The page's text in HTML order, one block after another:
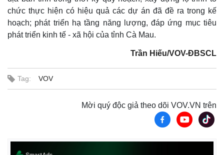
Quan sát
Cuộc sống đó đây
Hồ sơ
Video
Ảnh
E-Magazine
chức thực hiện có hiệu quả các dự án đã đề ra trong kế
hoạch; phát triển hạ tầng năng lượng, đáp ứng mục tiêu
phát triển kinh tế - xã hội của tỉnh Cà Mau.
Trần Hiếu/VOV-ĐBSCL
Tag: VOV
Mời quý độc giả theo dõi VOV.VN trên